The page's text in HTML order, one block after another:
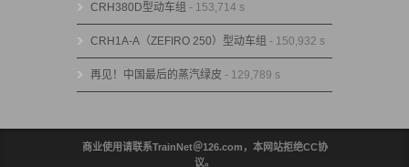
CRH380D型动车组 - 153,714 s
CRH1A-A（ZEFIRO 250）型动车组 - 150,932 s
再见！中国最后的蒸汽绿皮 - 129,789 s
商业使用请联系TrainNet＠126.com，本网站拒绝CC协
议。